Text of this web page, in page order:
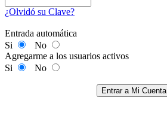
¿Olvidó su Clave?
Entrada automática
Si
No
Agregarme a los usuarios activos
Si
No
Entrar a Mi Cuenta